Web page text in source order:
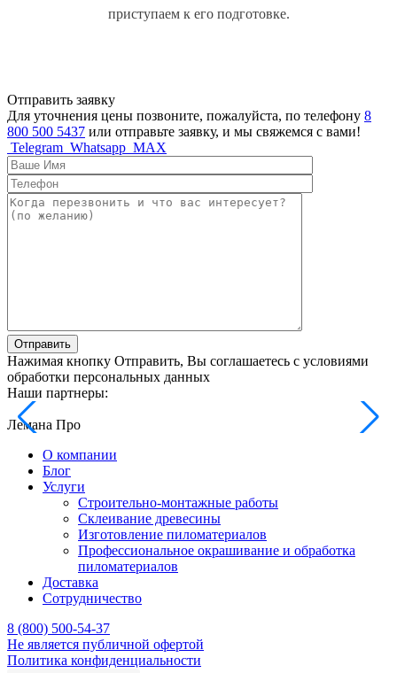
приступаем к его подготовке.
Отправить заявку
Для уточнения цены позвоните, пожалуйста, по телефону 8
800 500 5437 или отправьте заявку, и мы свяжемся с вами!
Telegram Whatsapp MAX
Отправить
Нажимая кнопку Отправить, Вы соглашаетесь с условиями
обработки персональных данных
Наши партнеры:
Лемана Про
О компании
Блог
Услуги
Строительно-монтажные работы
Склеивание древесины
Изготовление пиломатериалов
Профессиональное окрашивание и обработка
пиломатериалов
Доставка
Сотрудничество
8 (800) 500-54-37
Не является публичной офертой
Политика конфиденциальности